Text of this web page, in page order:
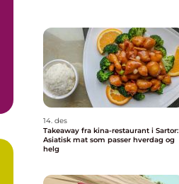
14. des
Takeaway fra kina-restaurant i Sartor:
Asiatisk mat som passer hverdag og
helg